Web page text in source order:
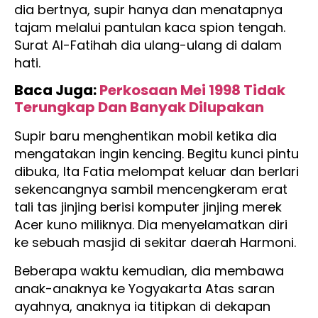
dia bertnya, supir hanya dan menatapnya
tajam melalui pantulan kaca spion tengah.
Surat Al-Fatihah dia ulang-ulang di dalam
hati.
Baca Juga:Perkosaan Mei 1998 Tidak
Terungkap Dan Banyak Dilupakan
Supir baru menghentikan mobil ketika dia
mengatakan ingin kencing. Begitu kunci pintu
dibuka, Ita Fatia melompat keluar dan berlari
sekencangnya sambil mencengkeram erat
tali tas jinjing berisi komputer jinjing merek
Acer kuno miliknya. Dia menyelamatkan diri
ke sebuah masjid di sekitar daerah Harmoni.
Beberapa waktu kemudian, dia membawa
anak-anaknya ke Yogyakarta Atas saran
ayahnya, anaknya ia titipkan di dekapan